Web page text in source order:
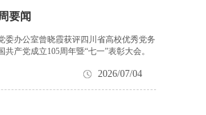
要闻
委办公室曾晓霞获评四川省高校优秀党务
产党成立105周年暨“七一”表彰大会。
2026/07/04